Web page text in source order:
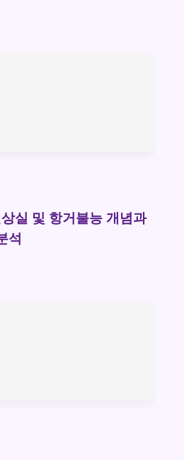
실 및 항거불능 개념과
석